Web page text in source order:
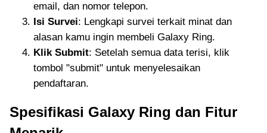
email, dan nomor telepon.
Isi Survei: Lengkapi survei terkait minat dan
alasan kamu ingin membeli Galaxy Ring.
Klik Submit: Setelah semua data terisi, klik
tombol "submit" untuk menyelesaikan
pendaftaran.
Spesifikasi Galaxy Ring dan Fitur